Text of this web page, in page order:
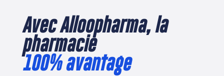
Avec Alloopharma, la
pharmacie
100% avantage